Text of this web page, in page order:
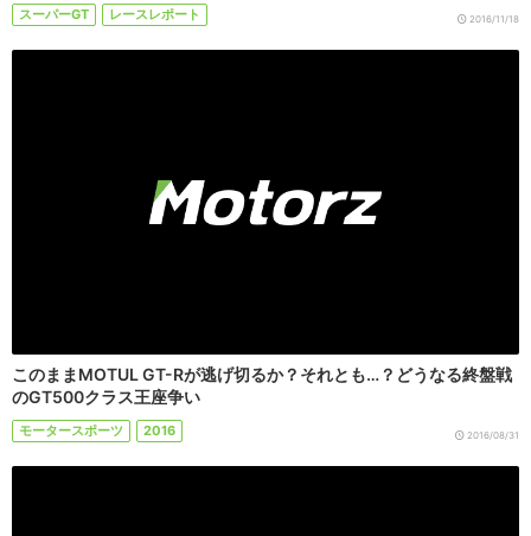
スーパーGT レースレポート 2016/11/18
このままMOTUL GT-Rが逃げ切るか？それとも…？どうなる終盤戦
のGT500クラス王座争い
モータースポーツ 2016 2016/08/31